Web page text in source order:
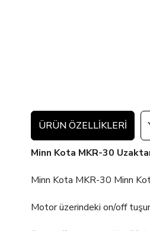
ÜRÜN ÖZELLIKLERI
Minn Kota MKR-30
Minn Kota MKR-30 Minn
Motor üzerindeki on/off